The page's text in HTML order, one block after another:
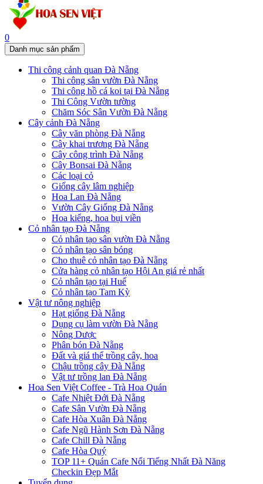
0
Danh mục sản phẩm
Thi công cảnh quan Đà Nẵng
Thi công sân vườn Đà Nẵng
Thi công hồ cá koi tại Đà Nẵng
Thi Công Vườn tường
Chăm Sóc Sân Vườn Đà Nẵng
Cây cảnh Đà Nẵng
Cây văn phòng Đà Nẵng
Cây khai trương Đà Nẵng
Cây công trình Đà Nẵng
Cây Bonsai Đà Nẵng
Các loại cỏ
Giống cây lâm nghiệp
Hoa Lan Đà Nẵng
Vườn Cây Giống Đà Nẵng
Hoa kiểng, hoa bụi viền
Cỏ nhân tạo Đà Nẵng
Cỏ nhân tạo sân vườn Đà Nẵng
Cỏ nhân tạo sân bóng
Cho thuê cỏ nhân tạo Đà Nẵng
Cửa hàng cỏ nhân tạo Hội An giá rẻ nhất
Cỏ nhân tạo tại Huế
Cỏ nhân tạo Tam Kỳ
Vật tư nông nghiệp
Hạt giống Đà Nẵng
Dụng cụ làm vườn Đà Nẵng
Nông Dược
Phân bón Đà Nẵng
Đất và giá thể trồng cây, hoa
Chậu trồng cây Đà Nẵng
Vật tư trồng lan Đà Nẵng
Hoa Sen Việt Coffee - Trà Hoa Quán
Cafe Nhiệt Đới Đà Nẵng
Cafe Sân Vườn Đà Nẵng
Cafe Hòa Xuân Đà Nẵng
Cafe Ngũ Hành Sơn Đà Nẵng
Cafe Chill Đà Nẵng
Cafe Hòa Quý
TOP 11+ Quán Cafe Nổi Tiếng Nhất Đà Năng
Checkin Đẹp Mắt